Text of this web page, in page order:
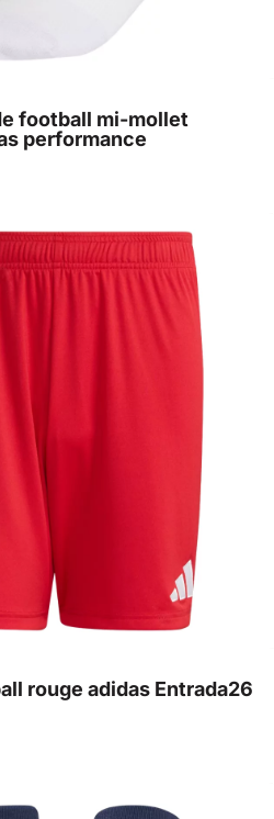
football mi-mollet
performance
rouge adidas Entrada26